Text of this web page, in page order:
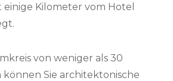
Kilometer vom Hotel
von weniger als 30
können Sie architektonische